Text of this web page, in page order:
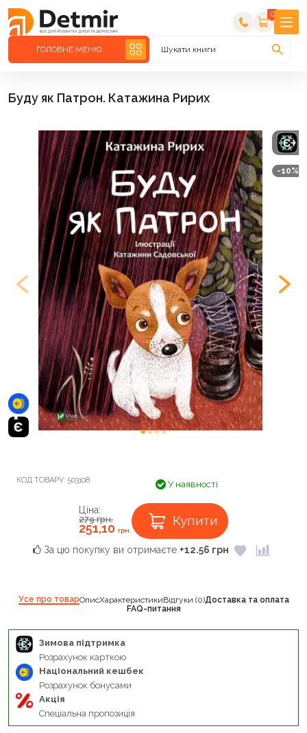
0
ГОЛОВНЕ МЕНЮ Шукати книги
Буду як Патрон. Катажина Ририх
-10%
КОД ТОВАРУ: 503108 У наявності
Ціна:
279грн.
251,10 грн.
Купити
За цю покупку ви отримаєте +12.56 грн
Усе про товарОписХарактеристикиВідгуки (0)Доставка та оплата
FAQ-питання
Зимова підтримка
Розрахунок карткою
Національний кешбек
Розрахунок бонусами
Акція
Спеціальна пропозиція